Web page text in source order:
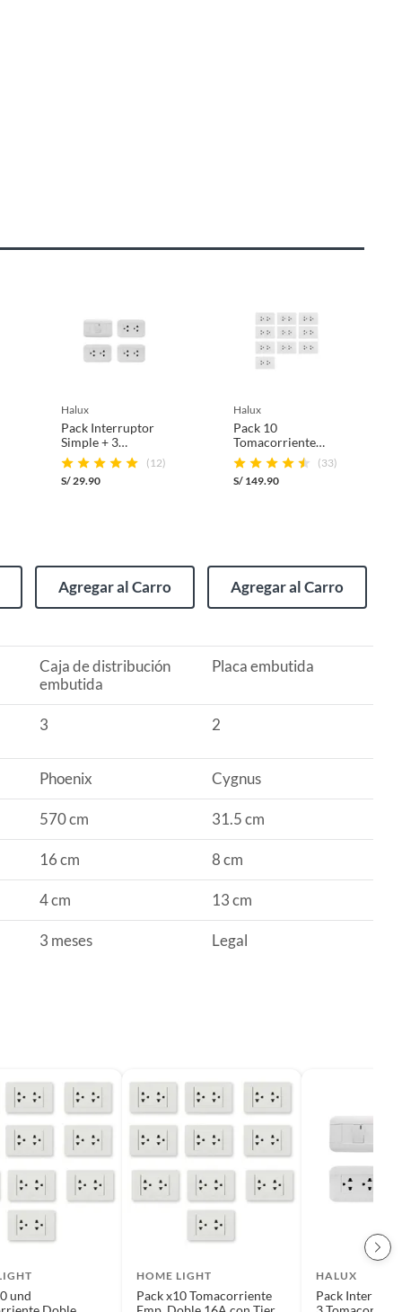
halux
Pack Interruptor
Simple + 3
Tomacorrientes
Doble P/T Phoenix
Blanco
(12)
S/ 29.90
Agregar al Carro
halux
Pack 10
Tomacorriente
Doble P/T Cygnus
Blanco
(33)
S/ 149.90
Agregar al Carro
Caja de distribución
embutida
Placa embutida
3 2
Phoenix Cygnus
570 cm 31.5 cm
16 cm 8 cm
4 cm 13 cm
3 meses Legal
und
HOME LIGHT
Pack x10 Tomacorriente
HALUX
Pack